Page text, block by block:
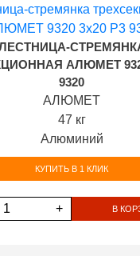
АЛЮМЕТ
9320
АЛЮМЕТ
47 кг
Алюминий
КУПИТЬ В 1 КЛИК
+ В